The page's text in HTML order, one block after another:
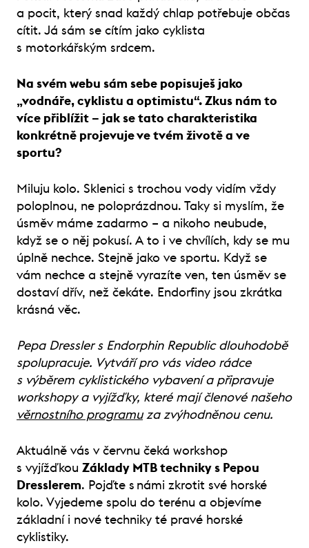
a pocit, který snad každý chlap potřebuje občas
cítit. Já sám se cítím jako cyklista
s motorkářským srdcem.
Na svém webu sám sebe popisuješ jako
„vodnáře, cyklistu a optimistu“. Zkus nám to
více přiblížit – jak se tato charakteristika
konkrétně projevuje ve tvém životě a ve
sportu?
Miluju kolo. Sklenici s trochou vody vidím vždy
poloplnou, ne poloprázdnou. Taky si myslím, že
úsměv máme zadarmo – a nikoho neubude,
když se o něj pokusí. A to i ve chvílích, kdy se mu
úplně nechce. Stejně jako ve sportu. Když se
vám nechce a stejně vyrazíte ven, ten úsměv se
dostaví dřív, než čekáte. Endorfiny jsou zkrátka
krásná věc.
Pepa Dressler s Endorphin Republicdlouhodobě
spolupracuje. Vytváří pro vás video rádce
s výběrem cyklistického vybavení a připravuje
workshopy a vyjížďky, které mají členové našeho
věrnostního programuza zvýhodněnou cenu.
Aktuálně vás v červnu čeká workshop
s vyjížďkou Základy MTB techniky s Pepou
Dresslerem. Pojďte s námi zkrotit své horské
kolo. Vyjedeme spolu do terénu a objevíme
základní i nové techniky té pravé horské
cyklistiky.